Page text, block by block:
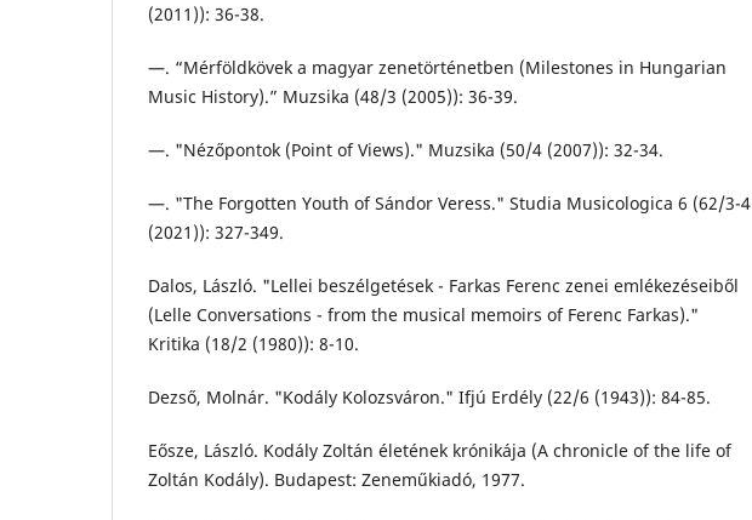
(2011)): 36-38.
—. “Mérföldkövek a magyar zenetörténetben (Milestones in Hungarian
Music History).” Muzsika (48/3 (2005)): 36-39.
—. "Nézőpontok (Point of Views)." Muzsika (50/4 (2007)): 32-34.
—. "The Forgotten Youth of Sándor Veress." Studia Musicologica 6 (62/3-4
(2021)): 327-349.
Dalos, László. "Lellei beszélgetések - Farkas Ferenc zenei emlékezéseiből
(Lelle Conversations - from the musical memoirs of Ferenc Farkas)."
Kritika (18/2 (1980)): 8-10.
Dezső, Molnár. "Kodály Kolozsváron." Ifjú Erdély (22/6 (1943)): 84-85.
Eősze, László. Kodály Zoltán életének krónikája (A chronicle of the life of
Zoltán Kodály). Budapest: Zeneműkiadó, 1977.